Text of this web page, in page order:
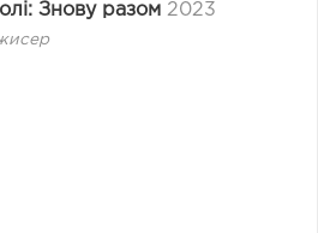
Знову разом 2023